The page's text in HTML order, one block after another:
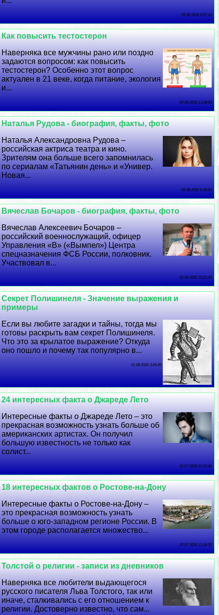
05 08 2026 5:57:14
Как повысить тестостерон
Наверняка все мужчины рано или поздно
задаются вопросом: как повысить
тестостерон? Особенно этот вопрос
актуален в 21 веке, когда питание, экология
и...
04 08 2026 13:38:54
Наталья Рудова - биография, факты, фото
Наталья Александровна Рудова –
российская актриса театра и кино.
Зрителям она больше всего запомнилась
по сериалам «Татьянин день» и «Универ.
Новая...
03 08 2026 5:38:20
Вячеслав Бочаров - биография, факты, фото
Вячеслав Алексеевич Бочаров –
российский военнослужащий, офицер
Управления «В» («Вымпел») Центра
спецназначения ФСБ России, полковник.
Участвовал в...
02 08 2026 15:21:22
Секрет Полишинеля - Значение выражения и
примеры
Если вы любите загадки и тайны, тогда мы
готовы раскрыть вам секрет Полишинеля.
Что это за крылатое выражение? Откуда
оно пошло и почему так популярно в...
01 08 2026 3:26:45
24 интересных факта о Джареде Лето
Интересные факты о Джареде Лето – это
прекрасная возможность узнать больше об
американских артистах. Он получил
большую известность не только как
солист...
31 07 2026 23:22:46
18 интересных фактов о Ростове-на-Дону
Интересные факты о Ростове-на-Дону –
это прекрасная возможность узнать
больше о юго-западном регионе России. В
этом городе располагается множество...
30 07 2026 13:16:55
Толстой о религии - записи из дневников
Наверняка все любители выдающегося
русского писателя Льва Толстого, так или
иначе, сталкивались с его отношением к
религии. Достоверно известно, что сам...